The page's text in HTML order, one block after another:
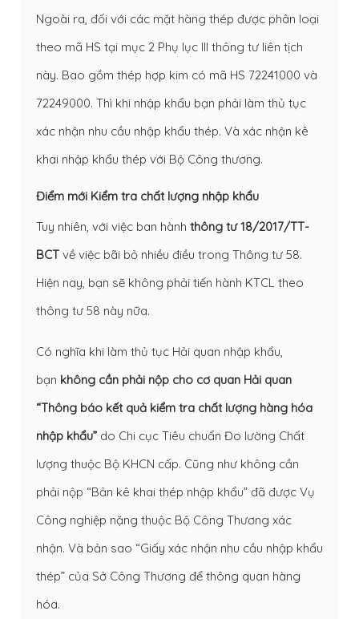
Ngoài ra, đối với các mặt hàng thép được phân loại
theo mã HS tại mục 2 Phụ lục III thông tư liên tịch
này. Bao gồm thép hợp kim có mã HS 72241000 và
72249000. Thì khi nhập khẩu bạn phải làm thủ tục
xác nhận nhu cầu nhập khẩu thép. Và xác nhận kê
khai nhập khẩu thép với Bộ Công thương.
Điểm mới Kiểm tra chất lượng nhập khẩu
Tuy nhiên, với việc ban hành thông tư 18/2017/TT-
BCT về việc bãi bỏ nhiều điều trong Thông tư 58.
Hiện nay, bạn sẽ không phải tiến hành KTCL theo
thông tư 58 này nữa.
Có nghĩa khi làm thủ tục Hải quan nhập khẩu,
bạn không cần phải nộp cho cơ quan Hải quan
“Thông báo kết quả kiểm tra chất lượng hàng hóa
nhập khẩu” do Chi cục Tiêu chuẩn Đo lường Chất
lượng thuộc Bộ KHCN cấp. Cũng như không cần
phải nộp “Bản kê khai thép nhập khẩu” đã được Vụ
Công nghiệp nặng thuộc Bộ Công Thương xác
nhận. Và bản sao “Giấy xác nhận nhu cầu nhập khẩu
thép” của Sở Công Thương để thông quan hàng
hóa.